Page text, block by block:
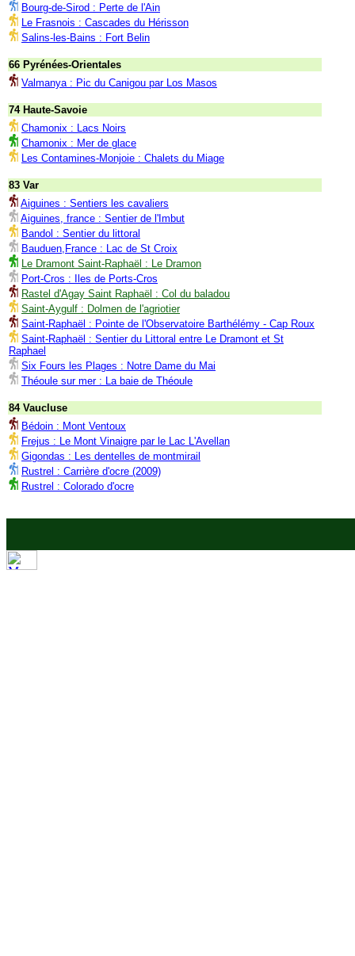
Bourg-de-Sirod : Perte de l'Ain
Le Frasnois : Cascades du Hérisson
Salins-les-Bains : Fort Belin
66 Pyrénées-Orientales
Valmanya : Pic du Canigou par Los Masos
74 Haute-Savoie
Chamonix : Lacs Noirs
Chamonix : Mer de glace
Les Contamines-Monjoie : Chalets du Miage
83 Var
Aiguines : Sentiers les cavaliers
Aiguines, france : Sentier de l'Imbut
Bandol : Sentier du littoral
Bauduen,France : Lac de St Croix
Le Dramont Saint-Raphaël : Le Dramon
Port-Cros : Iles de Ports-Cros
Rastel d'Agay Saint Raphaël : Col du baladou
Saint-Aygulf : Dolmen de l'agriotier
Saint-Raphaël : Pointe de l'Observatoire Barthélémy - Cap Roux
Saint-Raphaël : Sentier du Littoral entre Le Dramont et St
Raphael
Six Fours les Plages : Notre Dame du Mai
Théoule sur mer : La baie de Théoule
84 Vaucluse
Bédoin : Mont Ventoux
Frejus : Le Mont Vinaigre par le Lac L'Avellan
Gigondas : Les dentelles de montmirail
Rustrel : Carrière d'ocre (2009)
Rustrel : Colorado d'ocre